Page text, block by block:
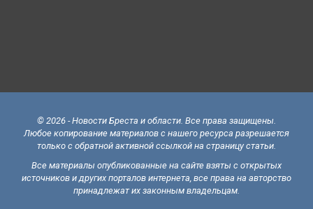
© 2026 - Новости Бреста и области. Все права защищены.
Любое копирование материалов с нашего ресурса разрешается
только с обратной активной ссылкой на страницу статьи.
Все материалы опубликованные на сайте взяты с открытых
источников и других порталов интернета, все права на авторство
принадлежат их законным владельцам.